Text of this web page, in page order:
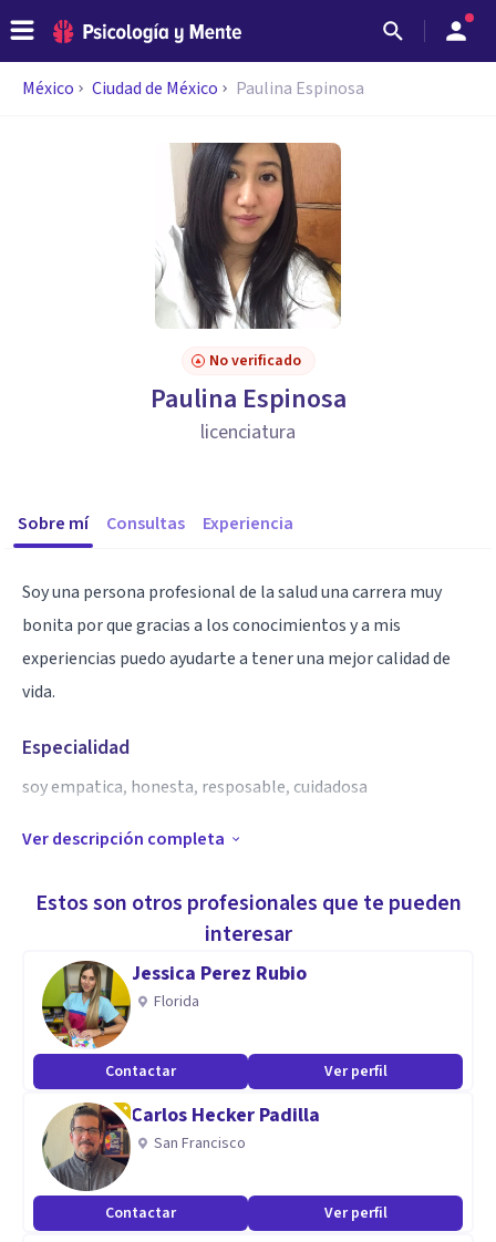
México Ciudad de México Paulina Espinosa
No verificado
Paulina Espinosa
licenciatura
Sobre mí Consultas Experiencia
Soy una persona profesional de la salud una carrera muy
bonita por que gracias a los conocimientos y a mis
experiencias puedo ayudarte a tener una mejor calidad de
vida.
Especialidad
soy empatica, honesta, resposable, cuidadosa
Aptitudes
Ver descripción completa
Estos son otros profesionales que te pueden
interesar
Jessica Perez Rubio
Florida
Contactar Ver perfil
Carlos Hecker Padilla
San Francisco
Contactar Ver perfil